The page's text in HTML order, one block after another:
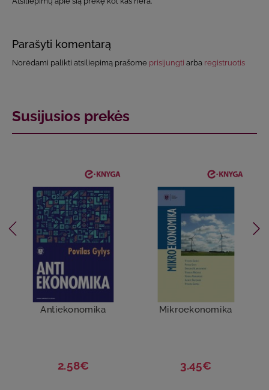
Parašyti komentarą
Norėdami palikti atsiliepimą prašome prisijungti arba registruotis
Susijusios prekės
Antiekonomika
2.58€
Mikroekonomika
3.45€